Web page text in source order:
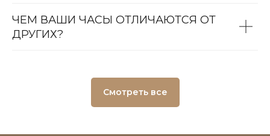
ЧЕМ ВАШИ ЧАСЫ ОТЛИЧАЮТСЯ ОТ
ДРУГИХ?
Смотреть все